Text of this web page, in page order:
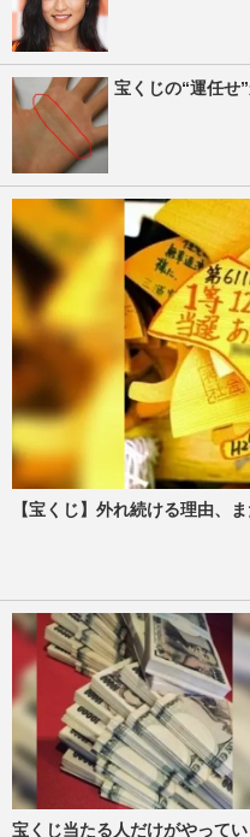
宝くじの“運任せ
【宝くじ】外れ続ける理由、
宝くじ当たる人だけがやってい